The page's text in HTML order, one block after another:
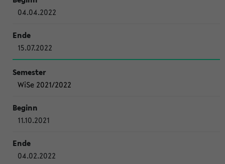
04.04.2022
15.07.2022
WiSe 2021/2022
11.10.2021
04.02.2022